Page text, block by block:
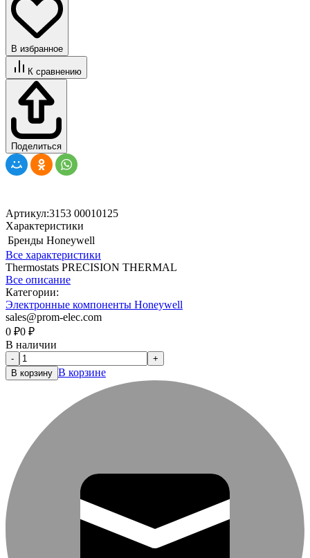
В избранное
К сравнению
Поделиться
Артикул:3153 00010125
Характеристики
Бренды Honeywell
Все характеристики
Thermostats PRECISION THERMAL
Все описание
Категории:
Электронные компоненты Honeywell
sales@prom-elec.com
0 ₽0 ₽
В наличии
-
+
В корзину В корзине